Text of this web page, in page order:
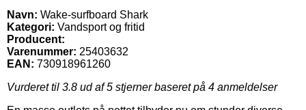
Navn: Wake-surfboard Shark
Kategori: Vandsport og fritid
Producent:
Varenummer: 25403632
EAN: 730918961260
Vurderet til 3.8 ud af 5 stjerner baseret på 4 anmeldelser